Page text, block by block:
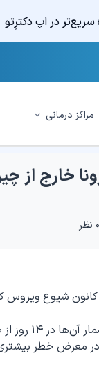
در اپ دکترِتو
مراکز درمانی
خارج از
۰ نظر
از ۳۷۰۰ سرنشین به بزرگ‌ترین
۴۵۴ نفر رسید.
دلیل زندگی در کابین‌های مشترک و غذاخوری